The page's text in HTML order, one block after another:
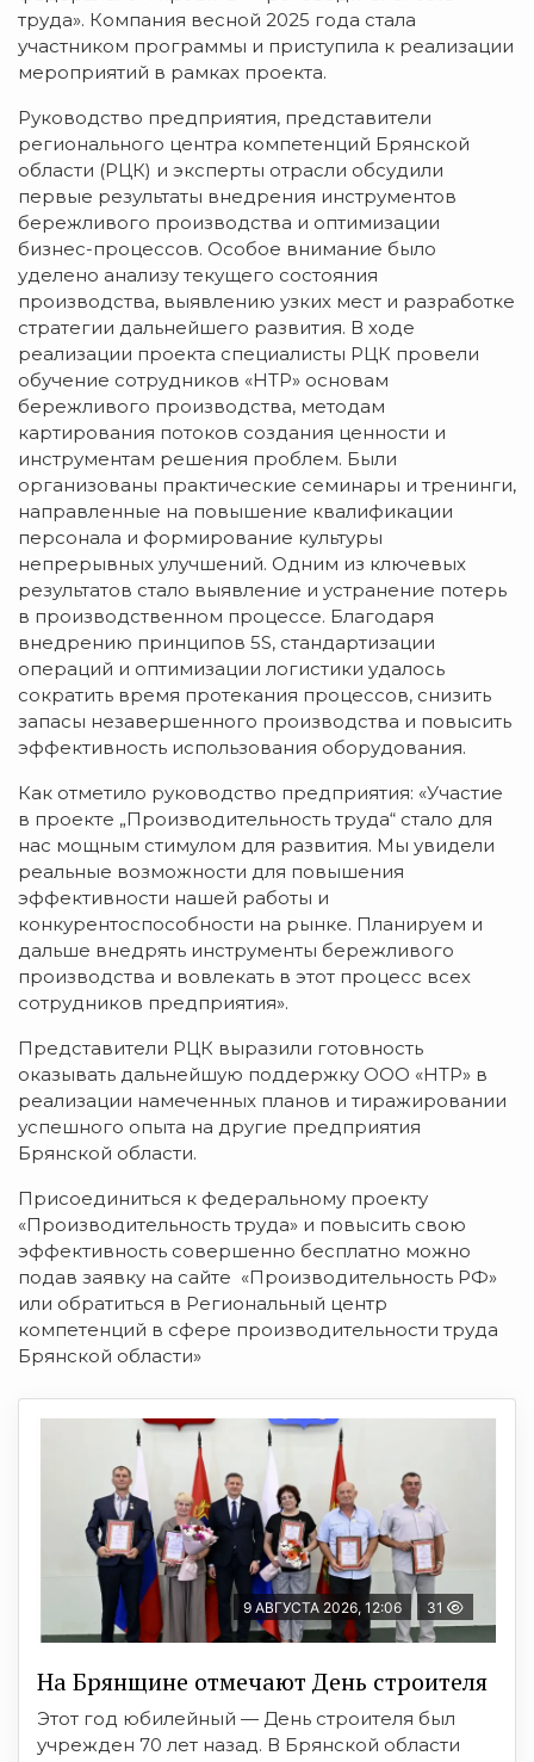
труда». Компания весной 2025 года стала
участником программы и приступила к реализации
мероприятий в рамках проекта.
Руководство предприятия, представители
регионального центра компетенций Брянской
области (РЦК) и эксперты отрасли обсудили
первые результаты внедрения инструментов
бережливого производства и оптимизации
бизнес-процессов. Особое внимание было
уделено анализу текущего состояния
производства, выявлению узких мест и разработке
стратегии дальнейшего развития. В ходе
реализации проекта специалисты РЦК провели
обучение сотрудников «НТР» основам
бережливого производства, методам
картирования потоков создания ценности и
инструментам решения проблем. Были
организованы практические семинары и тренинги,
направленные на повышение квалификации
персонала и формирование культуры
непрерывных улучшений. Одним из ключевых
результатов стало выявление и устранение потерь
в производственном процессе. Благодаря
внедрению принципов 5S, стандартизации
операций и оптимизации логистики удалось
сократить время протекания процессов, снизить
запасы незавершенного производства и повысить
эффективность использования оборудования.
Как отметило руководство предприятия: «Участие
в проекте „Производительность труда“ стало для
нас мощным стимулом для развития. Мы увидели
реальные возможности для повышения
эффективности нашей работы и
конкурентоспособности на рынке. Планируем и
дальше внедрять инструменты бережливого
производства и вовлекать в этот процесс всех
сотрудников предприятия».
Представители РЦК выразили готовность
оказывать дальнейшую поддержку ООО «НТР» в
реализации намеченных планов и тиражировании
успешного опыта на другие предприятия
Брянской области.
Присоединиться к федеральному проекту
«Производительность труда» и повысить свою
эффективность совершенно бесплатно можно
подав заявку на сайте «Производительность РФ»
или обратиться в Региональный центр
компетенций в сфере производительности труда
Брянской области»
9 АВГУСТА 2026, 12:06 31
На Брянщине отмечают День строителя
Этот год юбилейный — День строителя был
учрежден 70 лет назад. В Брянской области